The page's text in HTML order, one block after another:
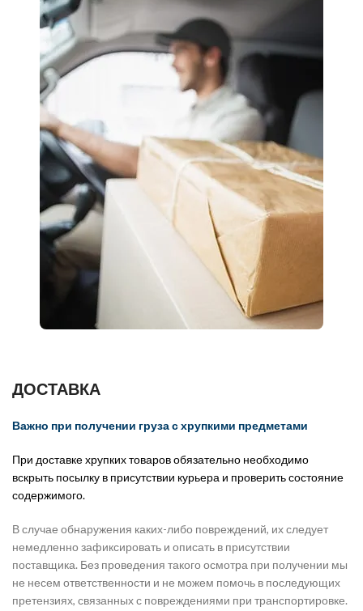
ДОСТАВКА
Важно при получении груза с хрупкими предметами
При доставке хрупких товаров обязательно необходимо
вскрыть посылку в присутствии курьера и проверить состояние
содержимого.
В случае обнаружения каких-либо повреждений, их следует
немедленно зафиксировать и описать в присутствии
поставщика. Без проведения такого осмотра при получении мы
не несем ответственности и не можем помочь в последующих
претензиях, связанных с повреждениями при транспортировке.